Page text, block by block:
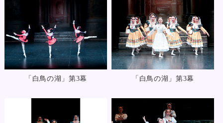
「白鳥の湖」第3幕 「白鳥の湖」第3幕